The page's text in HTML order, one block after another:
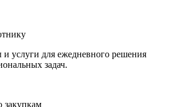
услуги для ежедневного решения
задач.
закупкам